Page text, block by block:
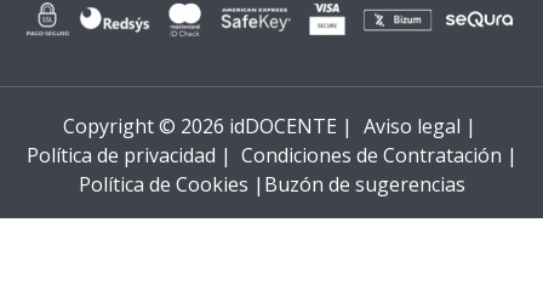
Copyright © 2026 idDOCENTE | Aviso legal |
Política de privacidad | Condiciones de Contratación |
Política de Cookies | Buzón de sugerencias